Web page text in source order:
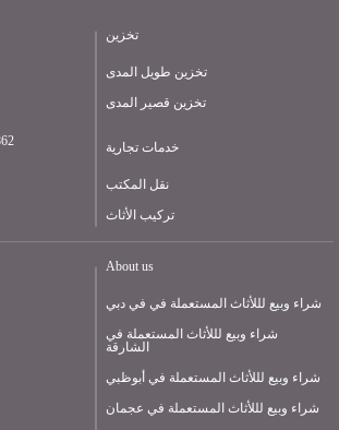
تخزين
تخزين طويل المدى
تخزين قصير المدى
خدمات تجارية
نقل المكتب
تركيب الأثاث
About us
شراء وبيع لللأثاث المستعملة في في دبي
شراء وبيع لللأثاث المستعملة في
الشارقة
شراء وبيع لللأثاث المستعملة في أبوظبي
شراء وبيع لللأثاث المستعملة في عجمان